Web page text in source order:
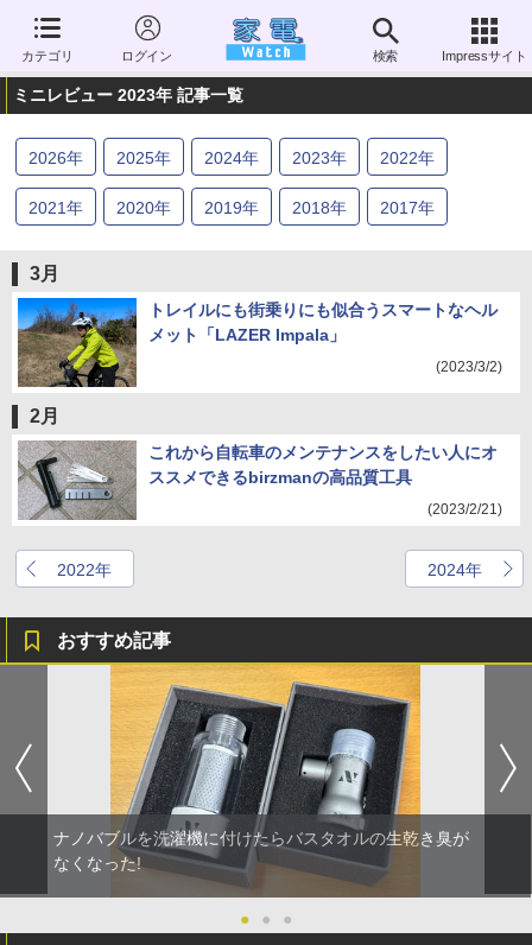
カテゴリ ログイン 検索 Impressサイト
ミニレビュー 2023年 記事一覧
2026年 2025年 2024年 2023年 2022年
2021年 2020年 2019年 2018年 2017年
2011年 2010 年 2009年 2008年 2007年
2006年
3月
トレイルにも街乗りにも似合うスマートなヘル
メット「LAZER Impala」
(2023/3/2)
2月
これから自転車のメンテナンスをしたい人にオ
ススメできるbirzmanの高品質工具
(2023/2/21)
2022年 2024年
おすすめ記事
ナノバブルを洗濯機に付けたらバスタオルの生乾き臭が
なくなった!
● ● ●